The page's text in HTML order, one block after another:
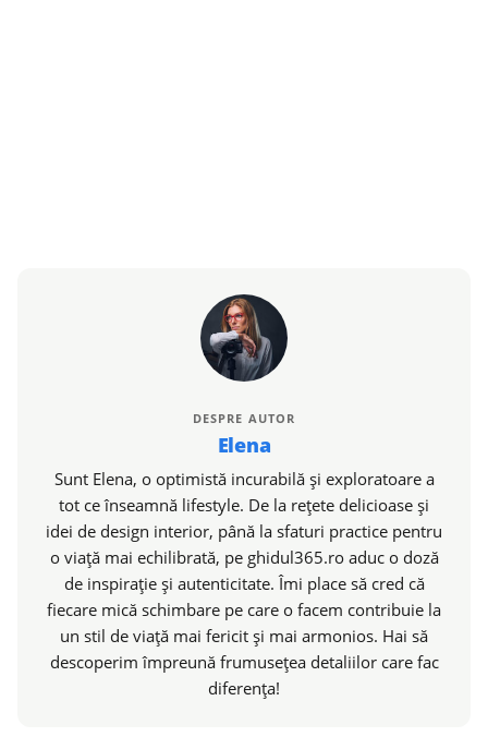
DESPRE AUTOR
Elena
Sunt Elena, o optimistă incurabilă și exploratoare a
tot ce înseamnă lifestyle. De la rețete delicioase și
idei de design interior, până la sfaturi practice pentru
o viață mai echilibrată, pe ghidul365.ro aduc o doză
de inspirație și autenticitate. Îmi place să cred că
fiecare mică schimbare pe care o facem contribuie la
un stil de viață mai fericit și mai armonios. Hai să
descoperim împreună frumusețea detaliilor care fac
diferența!